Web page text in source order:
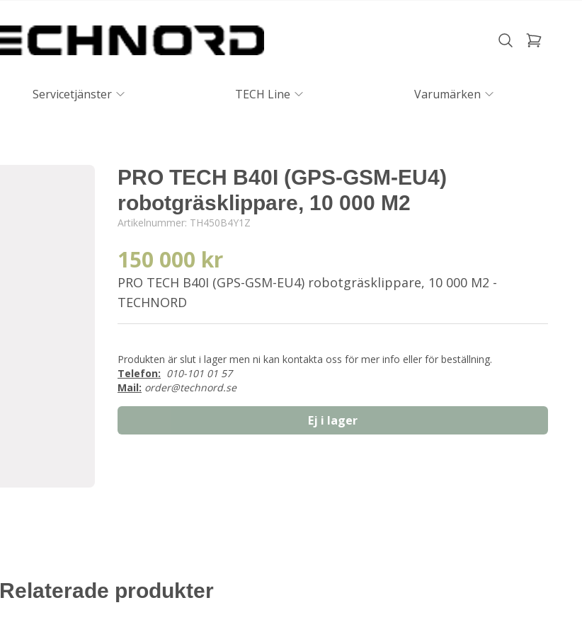
Servicetjänster TECH Line Varumärken
PRO TECH B40I (GPS-GSM-EU4)
robotgräsklippare, 10 000 M2
Artikelnummer: TH450B4Y1Z
150 000 kr
PRO TECH B40I (GPS-GSM-EU4) robotgräsklippare, 10 000 M2 -
TECHNORD
Produkten är slut i lager men ni kan kontakta oss för mer info eller för beställning.
Telefon: 010-101 01 57
Mail: order@technord.se
Ej i lager
Relaterade produkter